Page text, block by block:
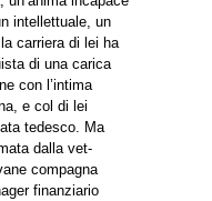
intellettuale, un
carriera di lei ha
di una carica
con l’intima
e col di lei
tedesco. Ma
dalla vet-
compagna
finanziario